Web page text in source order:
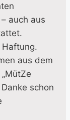
auch aus
aus dem
schon